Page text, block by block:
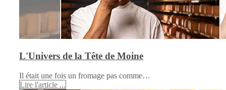
L'Univers de la Tête de Moine
Il était une fois un fromage pas comme…
Lire l'article ...